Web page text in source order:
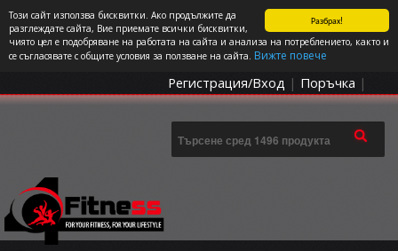
Разбрах!
Този сайт използва бисквитки. Ако продължите да
разглеждате сайта, Вие приемате всички бисквитки,
чиято цел е подобряване на работата на сайта и анализа на потреблението, както и
се съгласявате с общите условия за ползване на сайта. Вижте повече
СПОРТЪТ И ДОБАВКИТЕ КАТО НАЧИН НА ЖИВОТ
0 артикула Цена: 0.00€
Регистрация/Вход | Поръчка |